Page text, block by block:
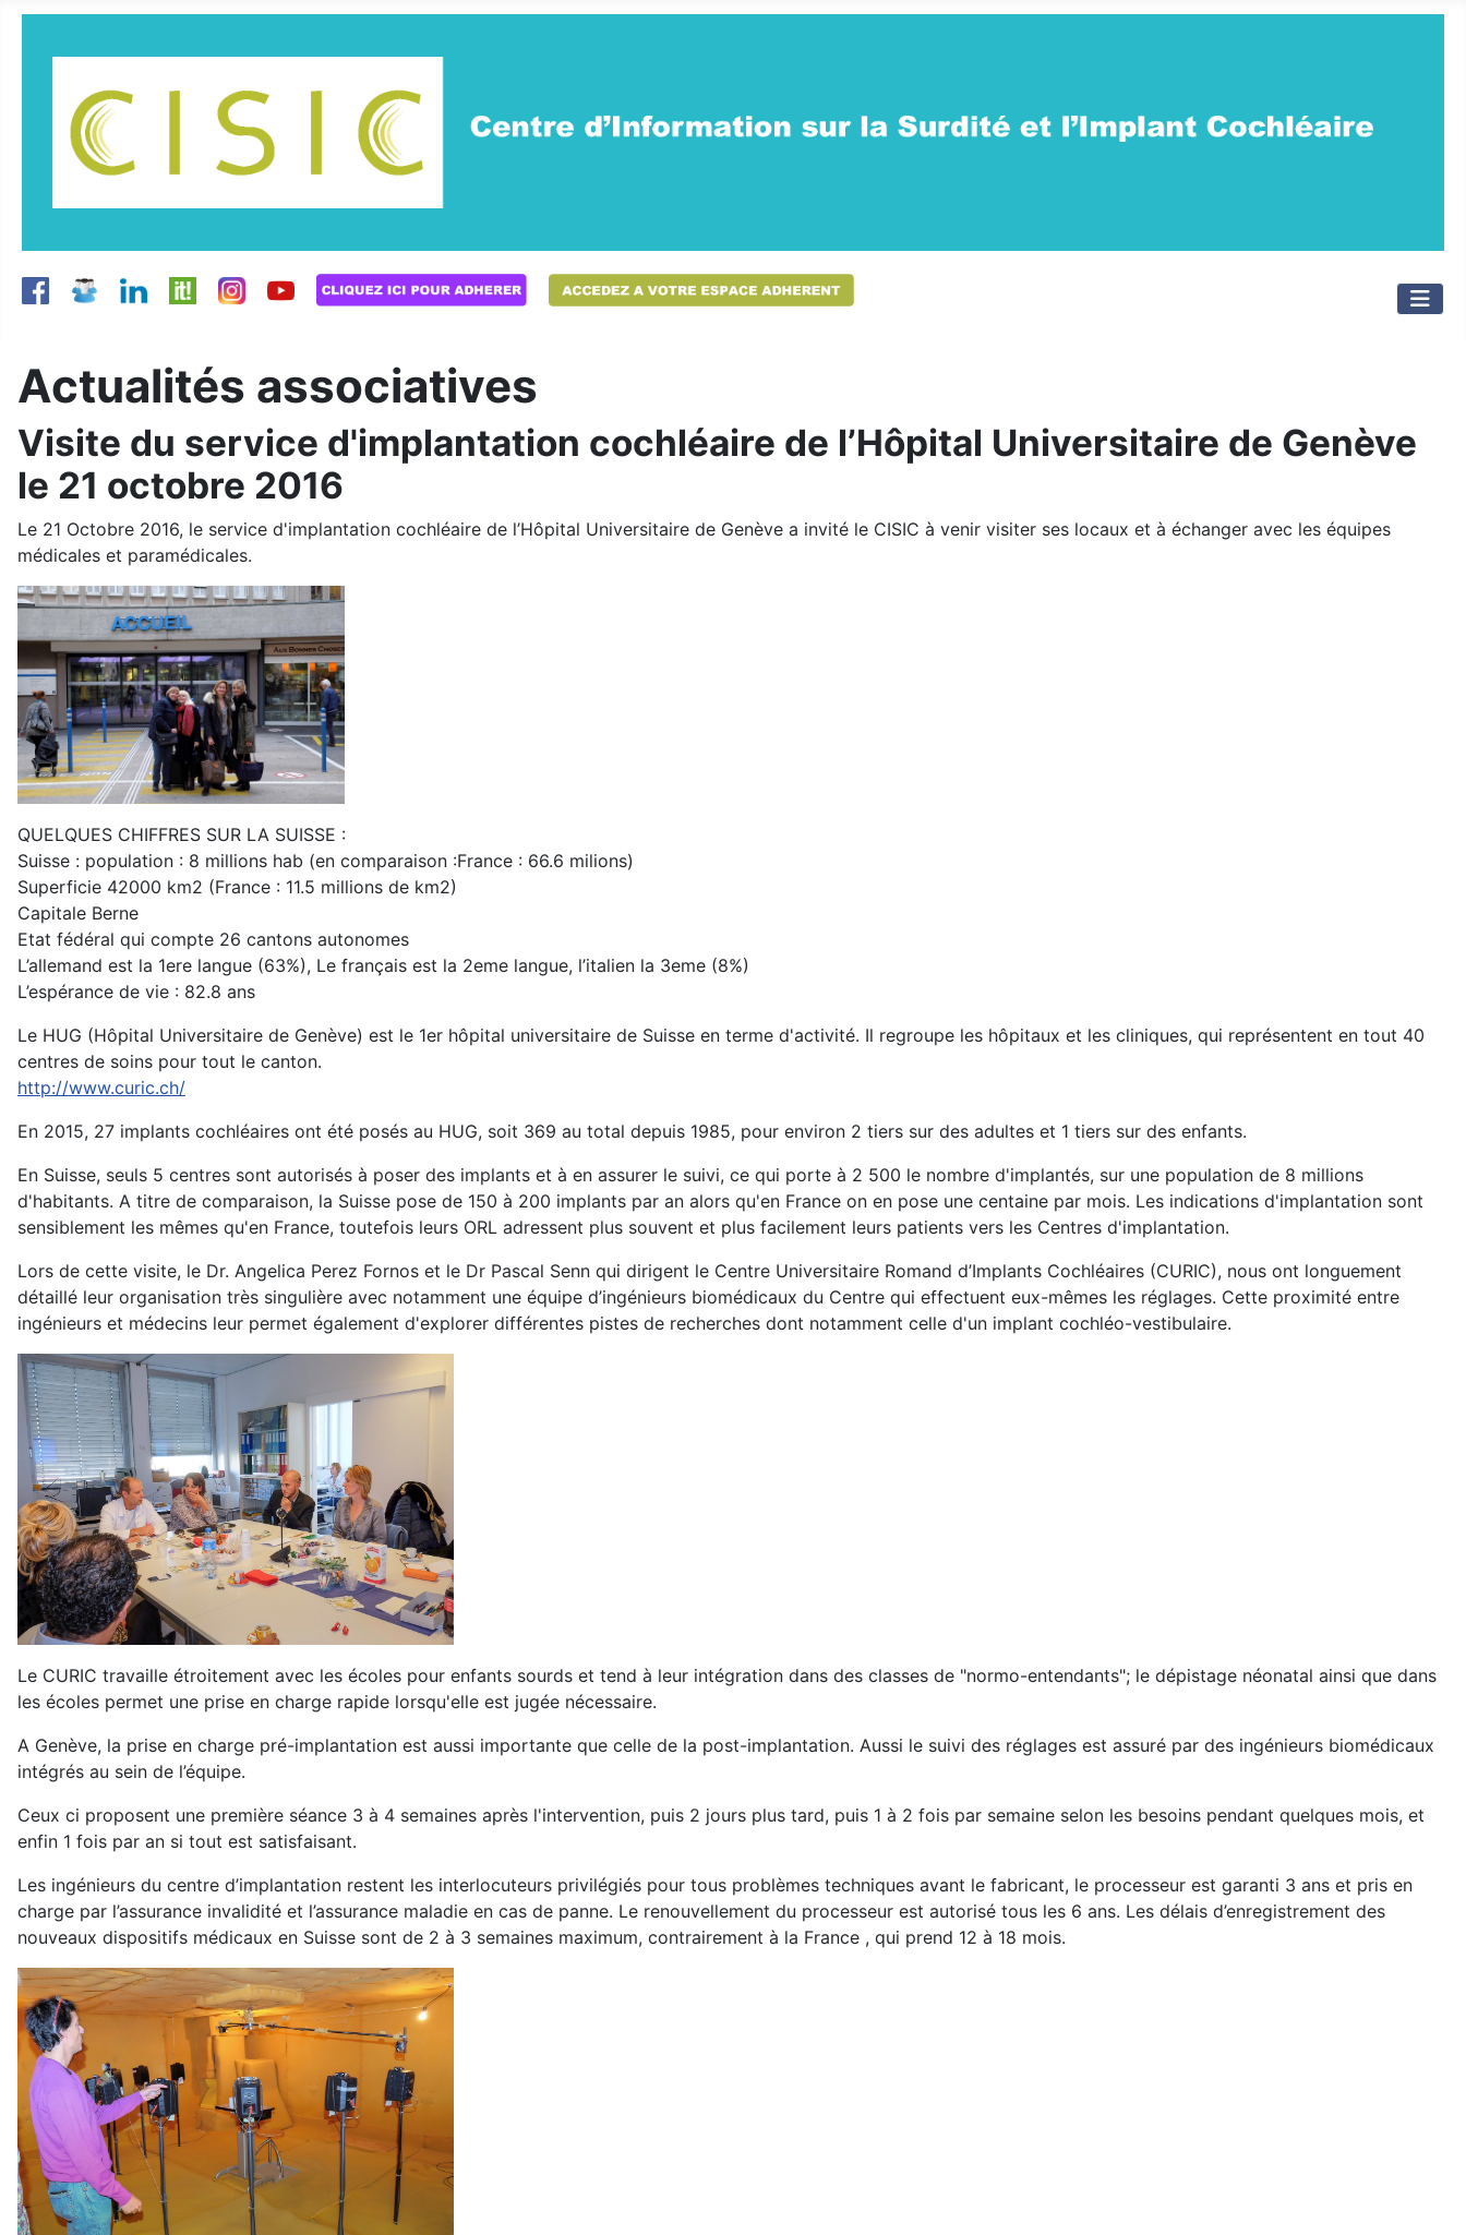
Actualités associatives
Visite du service d'implantation cochléaire de l’Hôpital Universitaire de Genève
le 21 octobre 2016
Le 21 Octobre 2016, le service d'implantation cochléaire de l’Hôpital Universitaire de Genève a invité le CISIC à venir visiter ses locaux et à échanger avec les équipes
médicales et paramédicales.
QUELQUES CHIFFRES SUR LA SUISSE :
Suisse : population : 8 millions hab (en comparaison :France : 66.6 milions)
Superficie 42000 km2 (France : 11.5 millions de km2)
Capitale Berne
Etat fédéral qui compte 26 cantons autonomes
L’allemand est la 1ere langue (63%), Le français est la 2eme langue, l’italien la 3eme (8%)
L’espérance de vie : 82.8 ans
Le HUG (Hôpital Universitaire de Genève) est le 1er hôpital universitaire de Suisse en terme d'activité. Il regroupe les hôpitaux et les cliniques, qui représentent en tout 40
centres de soins pour tout le canton.
http://www.curic.ch/
En 2015, 27 implants cochléaires ont été posés au HUG, soit 369 au total depuis 1985, pour environ 2 tiers sur des adultes et 1 tiers sur des enfants.
En Suisse, seuls 5 centres sont autorisés à poser des implants et à en assurer le suivi, ce qui porte à 2 500 le nombre d'implantés, sur une population de 8 millions
d'habitants. A titre de comparaison, la Suisse pose de 150 à 200 implants par an alors qu'en France on en pose une centaine par mois. Les indications d'implantation sont
sensiblement les mêmes qu'en France, toutefois leurs ORL adressent plus souvent et plus facilement leurs patients vers les Centres d'implantation.
Lors de cette visite, le Dr. Angelica Perez Fornos et le Dr Pascal Senn qui dirigent le Centre Universitaire Romand d’Implants Cochléaires (CURIC), nous ont longuement
détaillé leur organisation très singulière avec notamment une équipe d’ingénieurs biomédicaux du Centre qui effectuent eux-mêmes les réglages. Cette proximité entre
ingénieurs et médecins leur permet également d'explorer différentes pistes de recherches dont notamment celle d'un implant cochléo-vestibulaire.
Le CURIC travaille étroitement avec les écoles pour enfants sourds et tend à leur intégration dans des classes de "normo-entendants"; le dépistage néonatal ainsi que dans
les écoles permet une prise en charge rapide lorsqu'elle est jugée nécessaire.
A Genève, la prise en charge pré-implantation est aussi importante que celle de la post-implantation. Aussi le suivi des réglages est assuré par des ingénieurs biomédicaux
intégrés au sein de l’équipe.
Ceux ci proposent une première séance 3 à 4 semaines après l'intervention, puis 2 jours plus tard, puis 1 à 2 fois par semaine selon les besoins pendant quelques mois, et
enfin 1 fois par an si tout est satisfaisant.
Les ingénieurs du centre d’implantation restent les interlocuteurs privilégiés pour tous problèmes techniques avant le fabricant, le processeur est garanti 3 ans et pris en
charge par l’assurance invalidité et l’assurance maladie en cas de panne. Le renouvellement du processeur est autorisé tous les 6 ans. Les délais d’enregistrement des
nouveaux dispositifs médicaux en Suisse sont de 2 à 3 semaines maximum, contrairement à la France , qui prend 12 à 18 mois.